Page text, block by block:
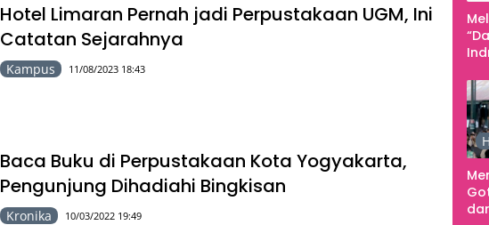
Hotel Limaran Pernah jadi Perpustakaan UGM, Ini
Catatan Sejarahnya
Kampus 11/08/2023 18:43
Baca Buku di Perpustakaan Kota Yogyakarta,
Pengunjung Dihadiahi Bingkisan
Kronika 10/03/2022 19:49